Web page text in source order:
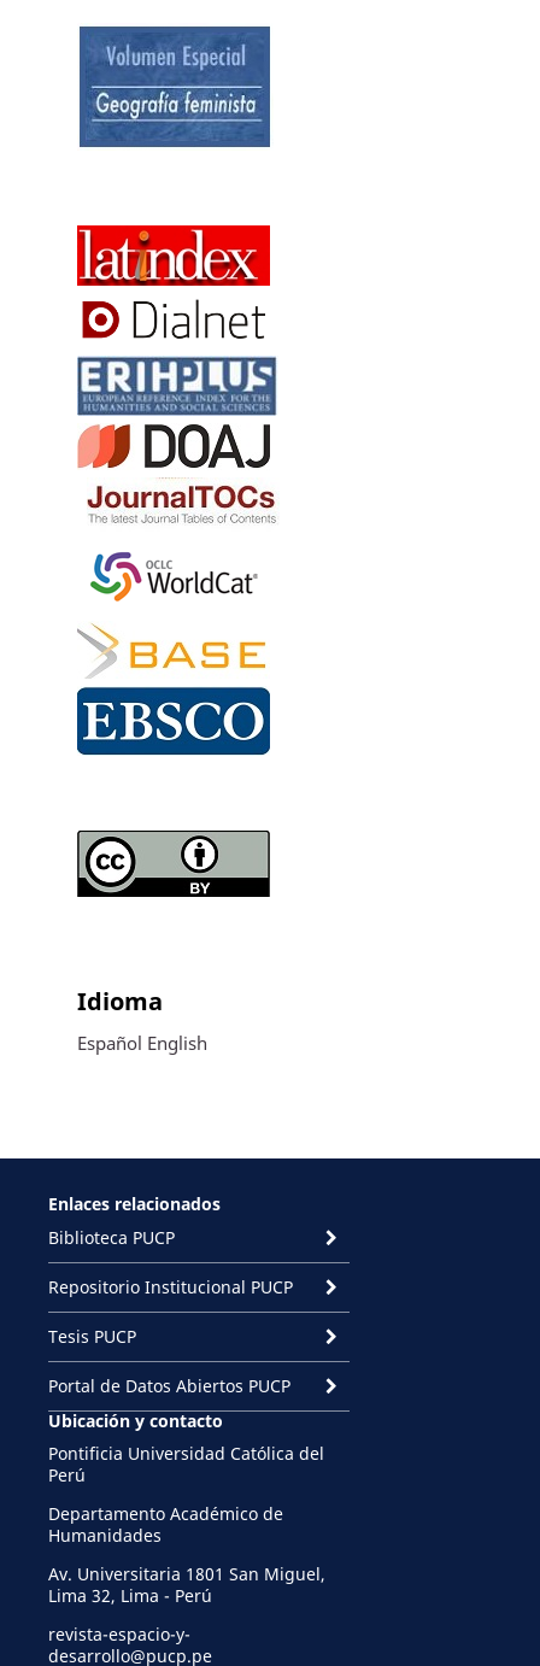
Idioma
Español English
Enlaces relacionados
Biblioteca PUCP
Repositorio Institucional PUCP
Tesis PUCP
Portal de Datos Abiertos PUCP
Ubicación y contacto
Pontificia Universidad Católica del
Perú
Departamento Académico de
Humanidades
Av. Universitaria 1801 San Miguel,
Lima 32, Lima - Perú
revista-espacio-y-
desarrollo@pucp.pe